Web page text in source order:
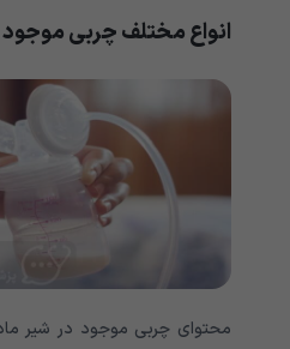
انواع مختلف چربی
محتوای چربی موجود در شیر